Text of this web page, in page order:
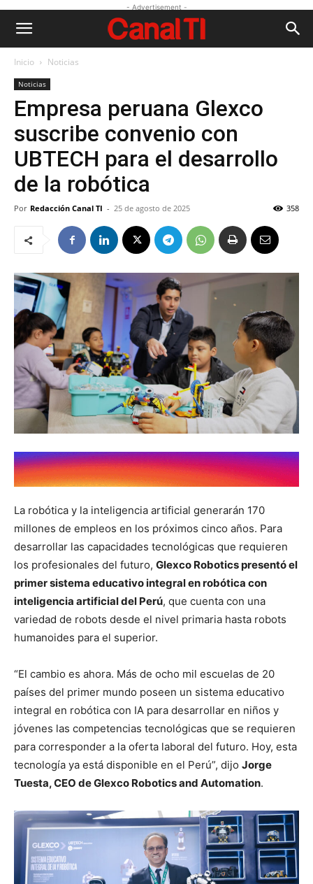
- Advertisement -
Inicio Noticias
Noticias
Empresa peruana Glexco
suscribe convenio con
UBTECH para el desarrollo
de la robótica
Por Redacción Canal TI - 25 de agosto de 2025 358
La robótica y la inteligencia artificial generarán 170
millones de empleos en los próximos cinco años. Para
desarrollar las capacidades tecnológicas que requieren
los profesionales del futuro, Glexco Robotics presentó el
primer sistema educativo integral en robótica con
inteligencia artificial del Perú, que cuenta con una
variedad de robots desde el nivel primaria hasta robots
humanoides para el superior.
“El cambio es ahora. Más de ocho mil escuelas de 20
países del primer mundo poseen un sistema educativo
integral en robótica con IA para desarrollar en niños y
jóvenes las competencias tecnológicas que se requieren
para corresponder a la oferta laboral del futuro. Hoy, esta
tecnología ya está disponible en el Perú”, dijo Jorge
Tuesta, CEO de Glexco Robotics and Automation.